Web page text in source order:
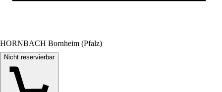
HORNBACH Bornheim (Pfalz)
Nicht reservierbar